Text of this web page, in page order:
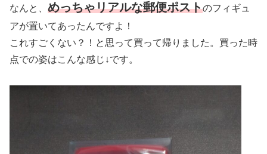
なんと、 めっちゃリアルな郵便ポストのフィギュ
アが置いてあったんですよ！
これすごくない？！と思って買って帰りました。買った時
点での姿はこんな感じ↓です。